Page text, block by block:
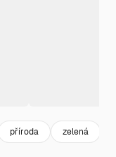
příroda zelená